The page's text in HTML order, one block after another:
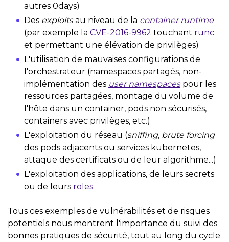
autres 0days)
Des exploitsau niveau de la container runtime
(par exemple la CVE-2016-9962 touchant runc
et permettant une élévation de privilèges)
L'utilisation de mauvaises configurations de
l'orchestrateur (namespaces partagés, non-
implémentation des user namespacespour les
ressources partagées, montage du volume de
l'hôte dans un container, pods non sécurisés,
containers avec privilèges, etc.)
L'exploitation du réseau (sniffing, brute forcing
des pods adjacents ou services kubernetes,
attaque des certificats ou de leur algorithme...)
L'exploitation des applications, de leurs secrets
ou de leurs roles.
Tous ces exemples de vulnérabilités et de risques
potentiels nous montrent l'importance du suivi des
bonnes pratiques de sécurité, tout au long du cycle